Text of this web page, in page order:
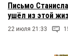
Письмо
ушёл из этой
22 июля 21:33